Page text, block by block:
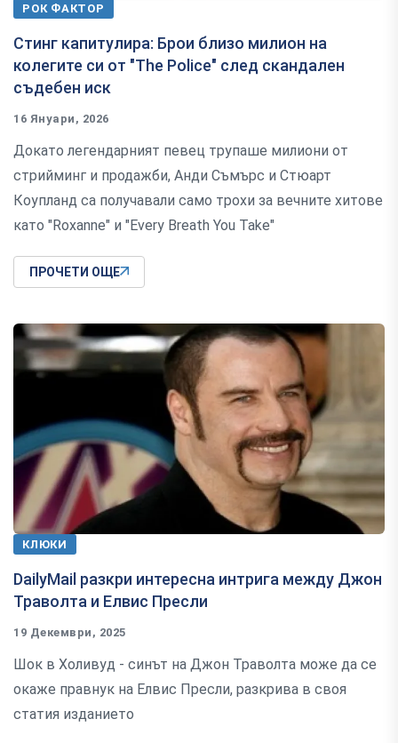
РОК ФАКТОР
Стинг капитулира: Брои близо милион на
колегите си от "The Police" след скандален
съдебен иск
16 Януари, 2026
Докато легендарният певец трупаше милиони от
стрийминг и продажби, Анди Съмърс и Стюарт
Коупланд са получавали само трохи за вечните хитове
като "Roxanne" и "Every Breath You Take"
ПРОЧЕТИ ОЩЕ
КЛЮКИ
DailyMail разкри интересна интрига между Джон
Траволта и Елвис Пресли
19 Декември, 2025
Шок в Холивуд - синът на Джон Траволта може да се
окаже правнук на Елвис Пресли, разкрива в своя
статия изданието